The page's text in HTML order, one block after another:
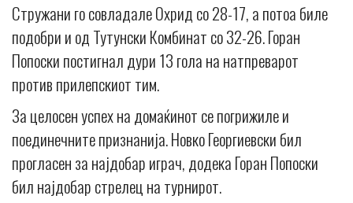
Стружани го совладале Охрид со 28-17, а потоа биле
подобри и од Тутунски Комбинат со 32-26. Горан
Попоски постигнал дури 13 гола на натпреварот
против прилепскиот тим.
За целосен успех на домаќинот се погрижиле и
поединечните признанија. Новко Георгиевски бил
прогласен за најдобар играч, додека Горан Попоски
бил најдобар стрелец на турнирот.